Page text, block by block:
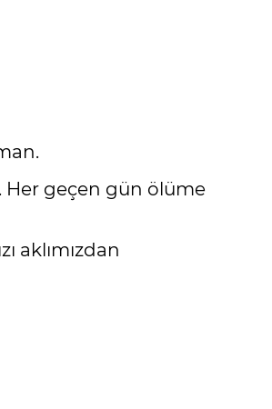
Her geçen gün ölüme
aklımızdan